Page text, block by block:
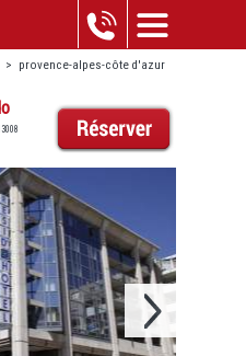
> provence-alpes-côte d'azur
prado